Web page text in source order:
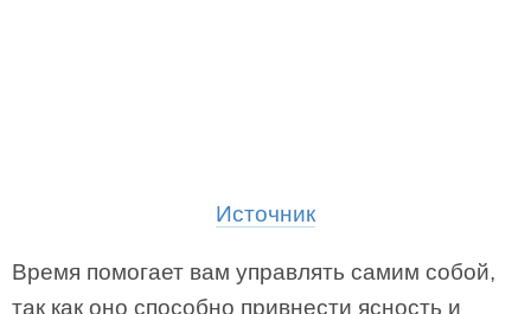
Источник
Время помогает вам управлять самим собой,
так как оно способно привнести ясность и